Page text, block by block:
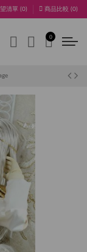
望清單 (0) 商品比較 (0)
0